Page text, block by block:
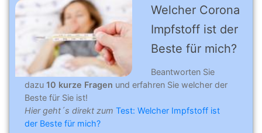
Welcher Corona
Impfstoff ist der
Beste für mich?
Beantworten Sie
dazu 10 kurze Fragen und erfahren Sie welcher der
Beste für Sie ist!
Hier geht´s direkt zum Test: Welcher Impfstoff ist
der Beste für mich?